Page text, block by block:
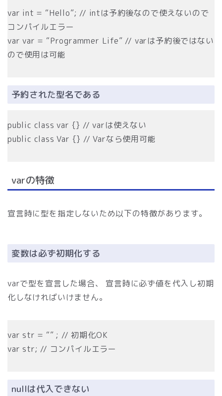
var int = “Hello”; // intは予約後なので使えないので
コンパイルエラー
var var = “Programmer Life” // varは予約後ではない
ので使用は可能
予約された型名である
public class var {} // varは使えない
public class Var {} // Varなら使用可能
varの特徴
宣言時に型を指定しないため以下の特徴があります。
変数は必ず初期化する
varで型を宣言した場合、 宣言時に必ず値を代入し初期
化しなければいけません。
var str = “” ; // 初期化OK
var str; // コンパイルエラー
nullは代入できない